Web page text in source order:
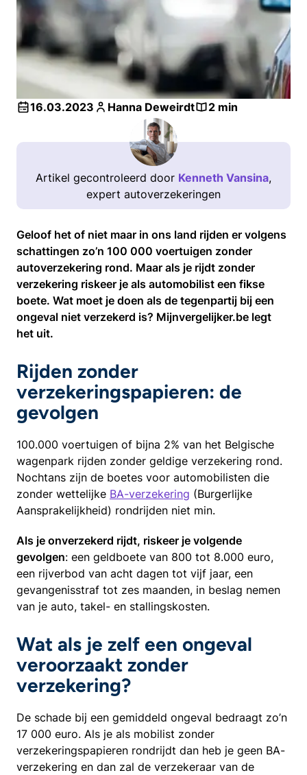
16.03.2023 Hanna Deweirdt 2 min
Artikel gecontroleerd door Kenneth Vansina,
expert autoverzekeringen
Geloof het of niet maar in ons land rijden er volgens
schattingen zo’n 100 000 voertuigen zonder
autoverzekering rond. Maar als je rijdt zonder
verzekering riskeer je als automobilist een fikse
boete. Wat moet je doen als de tegenpartij bij een
ongeval niet verzekerd is? Mijnvergelijker.be legt
het uit.
Rijden zonder
verzekeringspapieren: de
gevolgen
100.000 voertuigen of bijna 2% van het Belgische
wagenpark rijden zonder geldige verzekering rond.
Nochtans zijn de boetes voor automobilisten die
zonder wettelijke BA-verzekering (Burgerlijke
Aansprakelijkheid) rondrijden niet min.
Als je onverzekerd rijdt, riskeer je volgende
gevolgen: een geldboete van 800 tot 8.000 euro,
een rijverbod van acht dagen tot vijf jaar, een
gevangenisstraf tot zes maanden, in beslag nemen
van je auto, takel- en stallingskosten.
Wat als je zelf een ongeval
veroorzaakt zonder
verzekering?
De schade bij een gemiddeld ongeval bedraagt zo’n
17 000 euro. Als je als mobilist zonder
verzekeringspapieren rondrijdt dan heb je geen BA-
verzekering en dan zal de verzekeraar van de